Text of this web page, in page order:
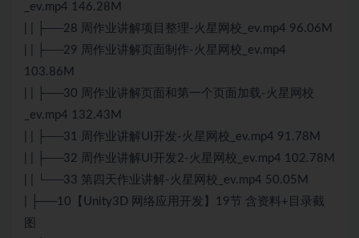
_ev.mp4 146.28M
| | ├──28 周作业讲解项目整理-火星网校_ev.mp4 96.06M
| | ├──29 周作业讲解页面制作-火星网校_ev.mp4
103.86M
| | ├──30 周作业讲解页面和第一个页面加载-火星网校
_ev.mp4 132.43M
| | ├──31 周作业讲解UI开发-火星网校_ev.mp4 91.78M
| | ├──32 周作业讲解UI开发2-火星网校_ev.mp4 102.78M
| | └──33 第四天作业讲解-火星网校_ev.mp4 50.05M
| ├──10【Unity3D 网络应用开发】19节 含资料+目录截
图